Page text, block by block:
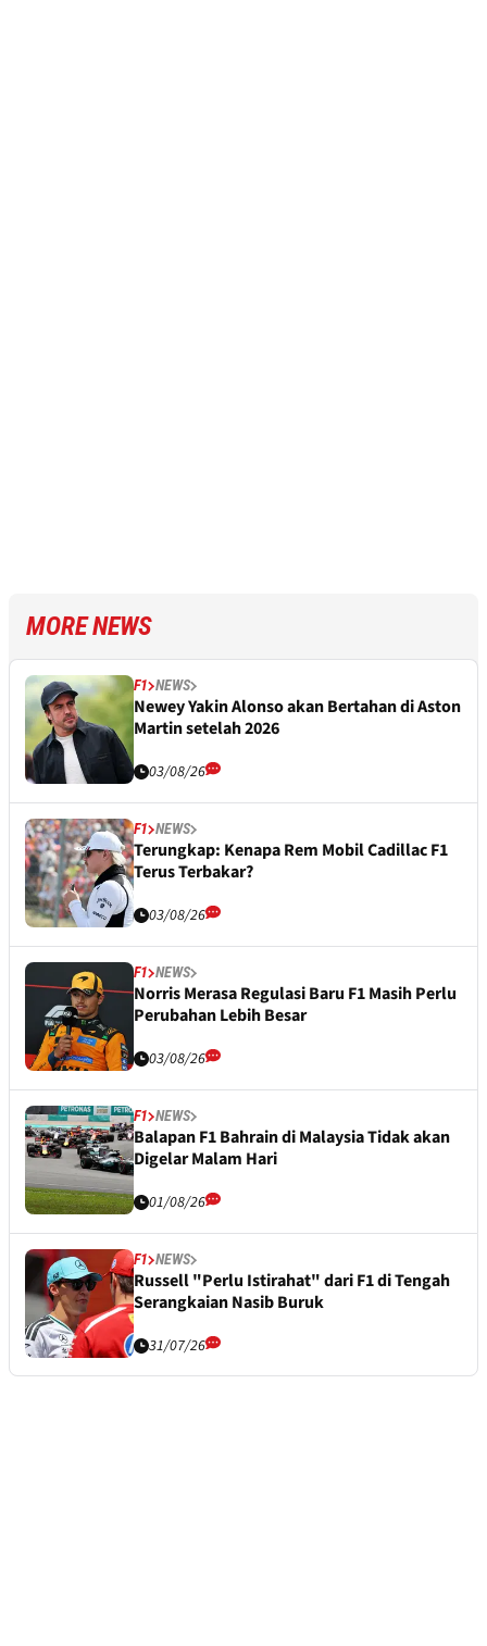
MORE NEWS
F1 NEWS
Newey Yakin Alonso akan Bertahan di Aston
Martin setelah 2026
03/08/26
F1 NEWS
Terungkap: Kenapa Rem Mobil Cadillac F1
Terus Terbakar?
03/08/26
F1 NEWS
Norris Merasa Regulasi Baru F1 Masih Perlu
Perubahan Lebih Besar
03/08/26
F1 NEWS
Balapan F1 Bahrain di Malaysia Tidak akan
Digelar Malam Hari
01/08/26
F1 NEWS
Russell "Perlu Istirahat" dari F1 di Tengah
Serangkaian Nasib Buruk
31/07/26